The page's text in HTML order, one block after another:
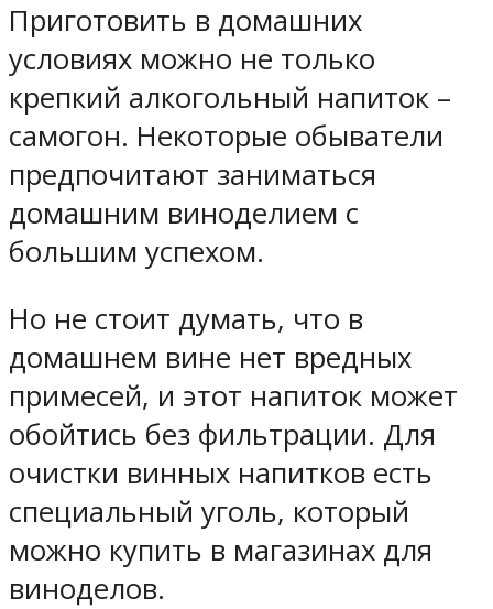
Приготовить в домашних
условиях можно не только
крепкий алкогольный напиток –
самогон. Некоторые обыватели
предпочитают заниматься
домашним виноделием с
большим успехом.
Но не стоит думать, что в
домашнем вине нет вредных
примесей, и этот напиток может
обойтись без фильтрации. Для
очистки винных напитков есть
специальный уголь, который
можно купить в магазинах для
виноделов.